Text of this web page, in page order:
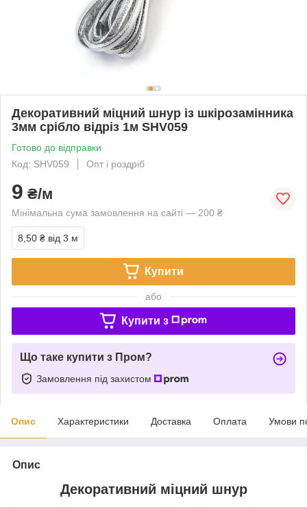
Декоративний міцний шнур із шкірозамінника
3мм срібло відріз 1м SHV059
Готово до відправки
Код: SHV059
Опт і роздріб
9 ₴/м
Мінімальна сума замовлення на сайті — 200 ₴
8,50 ₴ від 3 м
Купити
або
Купити з
Що таке купити з Пром?
Замовлення під захистом
Опис Характеристики Доставка Оплата Умови
Опис
Декоративний міцний шнур